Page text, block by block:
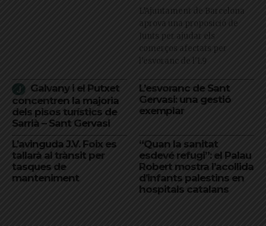
L’Ajuntament de Barcelona
aprova una proposició de
Junts per ajudar els
comerços afectats per
l'esvoranc de l'L9
Galvany i el Putxet
concentren la majoria
dels pisos turístics de
Sarrià – Sant Gervasi
L’esvoranc de Sant
Gervasi: una gestió
exemplar
L’avinguda J.V. Foix es
tallarà al trànsit per
tasques de
manteniment
“Quan la sanitat
esdevé refugi”: el Palau
Robert mostra l’acollida
d’infants palestins en
hospitals catalans